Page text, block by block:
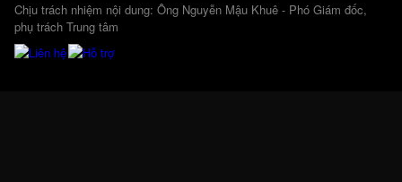
Chịu trách nhiệm nội dung: Ông Nguyễn Mậu Khuê - Phó Giám đốc,
phụ trách Trung tâm